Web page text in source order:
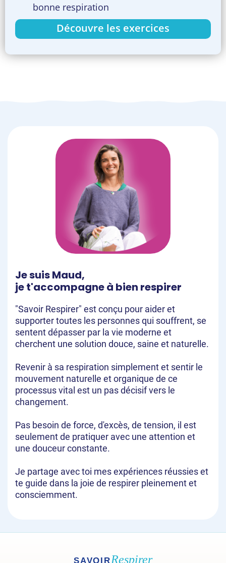
bonne respiration
Découvre les exercices
Je suis Maud,
je t'accompagne à bien respirer
"Savoir Respirer" est conçu pour aider et
supporter toutes les personnes qui souffrent, se
sentent dépasser par la vie moderne et
cherchent une solution douce, saine et naturelle.
Revenir à sa respiration simplement et sentir le
mouvement naturelle et organique de ce
processus vital est un pas décisif vers le
changement.
Pas besoin de force, d'excès, de tension, il est
seulement de pratiquer avec une attention et
une douceur constante.
Je partage avec toi mes expériences réussies et
te guide dans la joie de respirer pleinement et
consciemment.
SAVOIR Respirer